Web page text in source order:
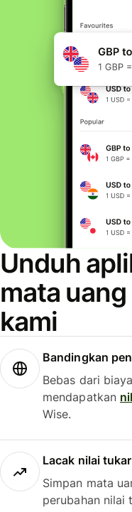
Unduh
mata
kami
Bandingkan
Bebas dari
mendapatkan
Wise.
Lacak nilai
Simpan mata
perubahan nilai